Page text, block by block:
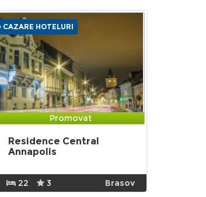
CAZARE HOTELURI
Promovat
Residence Central
Annapolis
22 3 Brasov